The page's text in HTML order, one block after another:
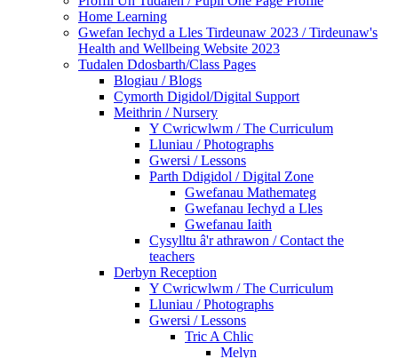
Home Learning
Gwefan Iechyd a Lles Tirdeunaw 2023 / Tirdeunaw's
Health and Wellbeing Website 2023
Tudalen Ddosbarth/Class Pages
Blogiau / Blogs
Cymorth Digidol/Digital Support
Meithrin / Nursery
Y Cwricwlwm / The Curriculum
Lluniau / Photographs
Gwersi / Lessons
Parth Ddigidol / Digital Zone
Gwefanau Mathemateg
Gwefanau Iechyd a Lles
Gwefanau Iaith
Cysylltu â'r athrawon / Contact the
teachers
Derbyn Reception
Y Cwricwlwm / The Curriculum
Lluniau / Photographs
Gwersi / Lessons
Tric A Chlic
Melyn